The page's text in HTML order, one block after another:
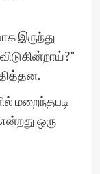
இருந்து
மறைந்தபடி
ஒரு